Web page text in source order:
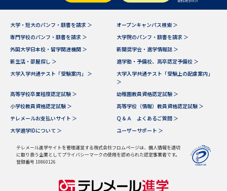
大学・短大のパンフ・願書を請求 ＞
オープンキャンパス検索 ＞
専門学校のパンフ・願書を請求 ＞
大学院のパンフ・願書を請求 ＞
外国大学日本校・留学関連機関 ＞
新聞奨学会・進学情報誌 ＞
新生活・部屋探し ＞
進学塾・予備校、高卒認定予備校 ＞
大学入学共通テスト「受験案内」 ＞
大学入学共通テスト「受験上の配慮案内」
＞
高等学校卒業程度認定試験 ＞
幼稚園教員資格認定試験 ＞
小学校教員資格認定試験 ＞
高等学校（情報）教員資格認定試験 ＞
テレメールお支払いサイト ＞
Ｑ＆Ａ よくあるご質問 ＞
大学進学IDについて ＞
ユーザーサポート ＞
テレメール進学サイトを管理運営する株式会社フロムページは、個人情報を適切
に取り扱う企業としてプライバシーマークの使用を認められた認定事業者です。
登録番号 10860126